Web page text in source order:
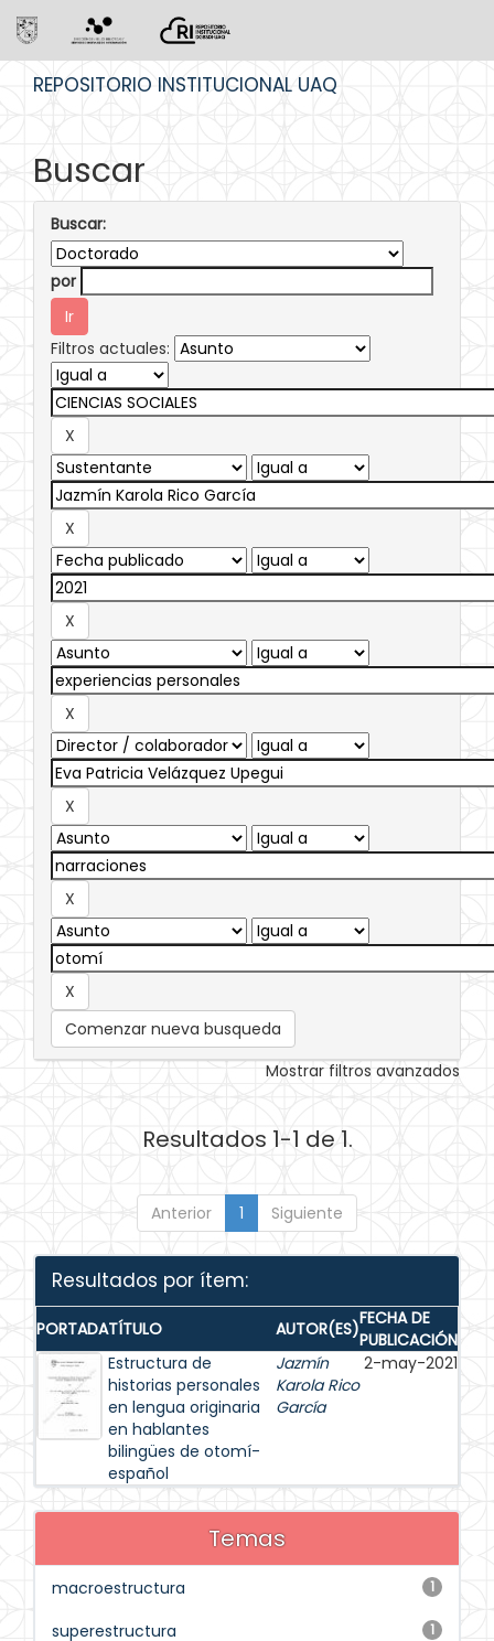
REPOSITORIO INSTITUCIONAL UAQ
Buscar
Buscar:
por
Filtros actuales:
Comenzar nueva busqueda
Mostrar filtros avanzados
Resultados 1-1 de 1.
Anterior 1 Siguiente
Resultados por ítem:
PORTADATÍTULO AUTOR(ES)FECHA DE
PUBLICACIÓN
Estructura de
historias personales
en lengua originaria
en hablantes
bilingües de otomí-
español
Jazmín
Karola Rico
García
2-may-2021
Temas
1
macroestructura
1
superestructura